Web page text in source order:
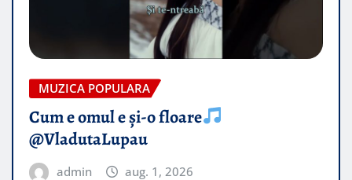
MUZICA POPULARA
Cum e omul e și-o floare
@VladutaLupau
admin aug. 1, 2026